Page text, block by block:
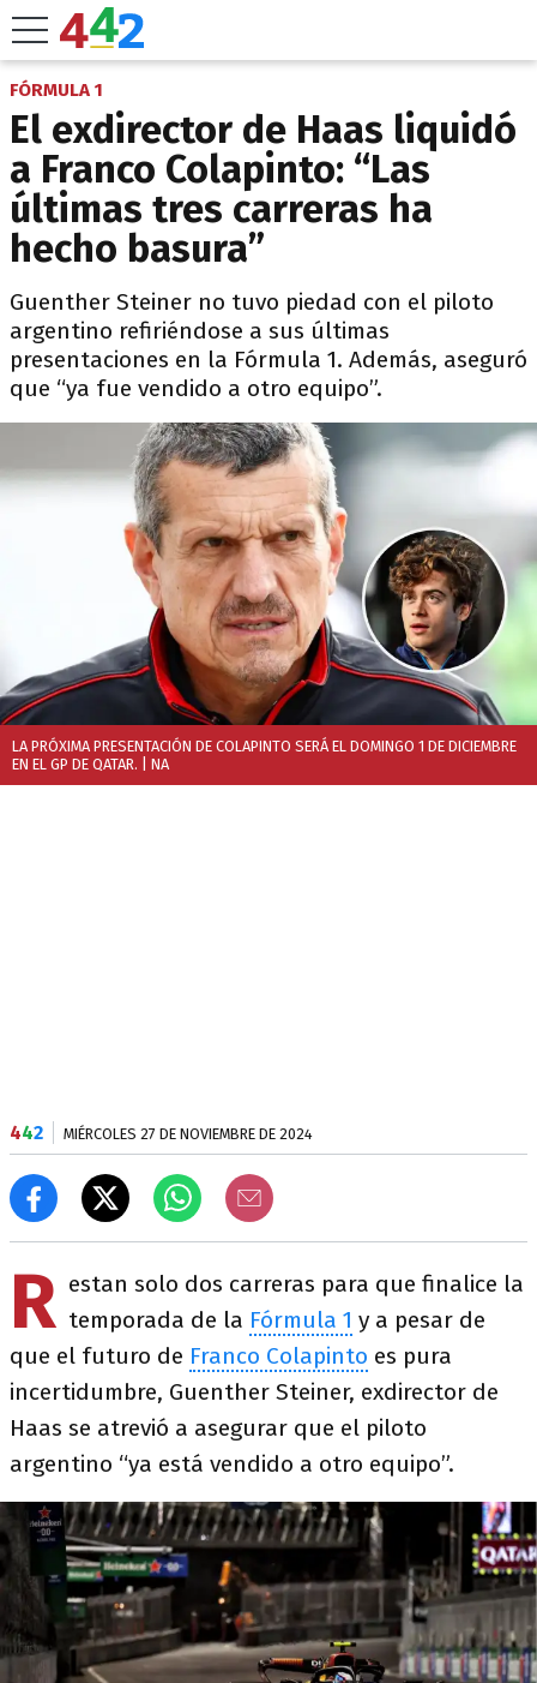
FÓRMULA 1
El exdirector de Haas liquidó
a Franco Colapinto: “Las
últimas tres carreras ha
hecho basura”
Guenther Steiner no tuvo piedad con el piloto
argentino refiriéndose a sus últimas
presentaciones en la Fórmula 1. Además, aseguró
que “ya fue vendido a otro equipo”.
LA PRÓXIMA PRESENTACIÓN DE COLAPINTO SERÁ EL DOMINGO 1 DE DICIEMBRE
EN EL GP DE QATAR. | NA
442 MIÉRCOLES 27 DE NOVIEMBRE DE 2024
R estan solo dos carreras para que finalice la
temporada de la Fórmula 1 y a pesar de
que el futuro de Franco Colapinto es pura
incertidumbre, Guenther Steiner, exdirector de
Haas se atrevió a asegurar que el piloto
argentino “ya está vendido a otro equipo”.